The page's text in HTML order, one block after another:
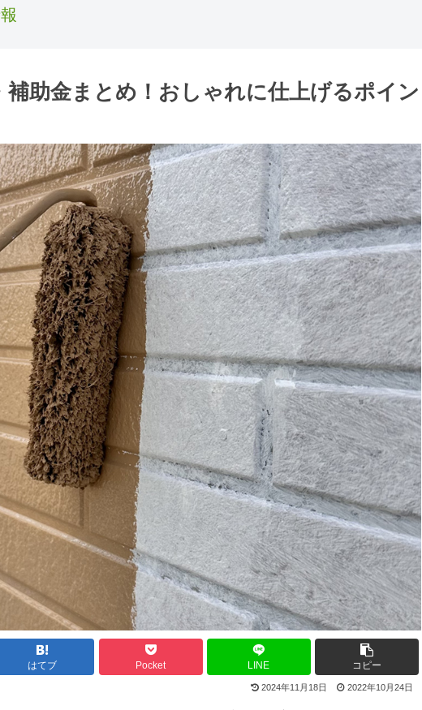
助金まとめ！おしゃれに仕上げるポイン
はてブ Pocket LINE コピー
2024年11月18日 2022年10月24日